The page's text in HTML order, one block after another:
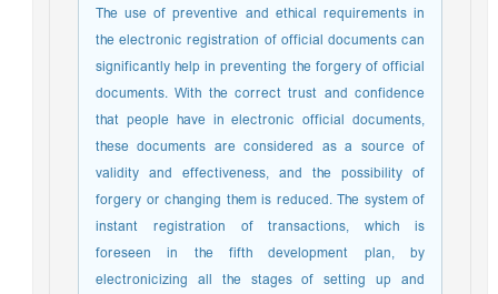
The use of preventive and ethical requirements in
the electronic registration of official documents can
significantly help in preventing the forgery of official
documents. With the correct trust and confidence
that people have in electronic official documents,
these documents are considered as a source of
validity and effectiveness, and the possibility of
forgery or changing them is reduced. The system of
instant registration of transactions, which is
foreseen in the fifth development plan, by
electronicizing all the stages of setting up and